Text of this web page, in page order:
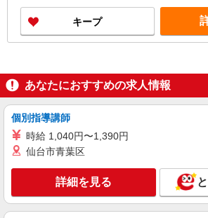
1,000円〜1,429円 ・ICT
※上記金額に消費税を加え
します ※交通費・電話代は
キープ
あなたにおすすめの求人情報
個別指導講師
時給 1,040円〜1,390円
仙台市青葉区
詳細を見る